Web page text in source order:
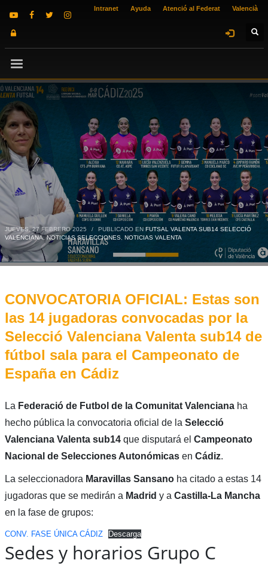
Intranet Ayuda Atenció al Federat Valencià
JUEVES, 27 FEBRERO 2025 / PUBLICADO EN FUTSAL VALENTA SUB14 SELECCIÓ
VALENCIANA,NOTICIAS SELECCIONES, NOTICIAS VALENTA
CONVOCATORIA OFICIAL: Estas son
las 14 jugadoras convocadas por la
Selecció Valenciana Valenta sub14 de
fútbol sala para el Campeonato de
España en Cádiz
La Federació de Futbol de la Comunitat Valenciana ha
hecho pública la convocatoria oficial de la Selecció
Valenciana Valenta sub14que disputará el Campeonato
Nacional de Selecciones Autonómicas en Cádiz.
La seleccionadora Maravillas Sansanoha citado a estas 14
jugadoras que se medirán a Madrid y a Castilla-La Mancha
en la fase de grupos:
CONV. FASE ÚNICA CÁDIZ Descarga
Sedes y horarios Grupo C